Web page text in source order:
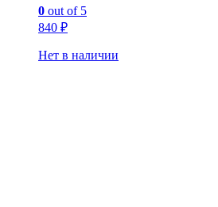
0 out of 5
840 ₽
Нет в наличии